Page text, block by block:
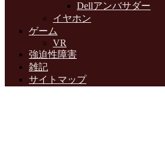
Dellアンバサダー
イヤホン
ゲーム
VR
強迫性障害
雑記
サイトマップ